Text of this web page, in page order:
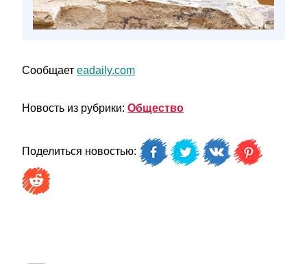
Сообщает eadaily.com
Новость из рубрики: Общество
Поделиться новостью: